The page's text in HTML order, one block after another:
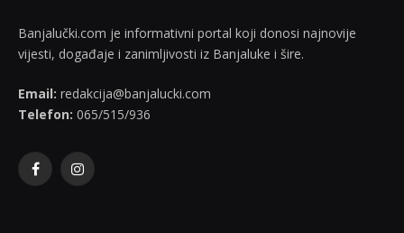
Banjalučki.com je informativni portal koji donosi najnovije
vijesti, događaje i zanimljivosti iz Banjaluke i šire.
Email: redakcija@banjalucki.com
Telefon: 065/515/936
FacebookInstagram